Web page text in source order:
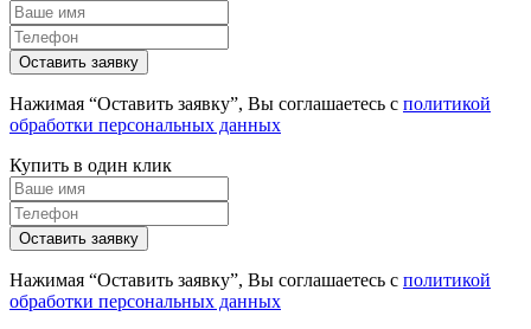
Нажимая “Оставить заявку”, Вы соглашаетесь с политикой
обработки персональных данных
Купить в один клик
Нажимая “Оставить заявку”, Вы соглашаетесь с политикой
обработки персональных данных